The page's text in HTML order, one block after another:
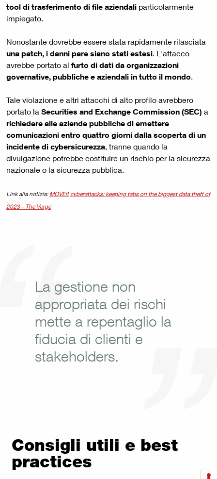
tool di trasferimento di file aziendali particolarmente
impiegato.
Nonostante dovrebbe essere stata rapidamente rilasciata
una patch, i danni pare siano stati estesi. L'attacco
avrebbe portato al furto di dati da organizzazioni
governative, pubbliche e aziendali in tutto il mondo.
Tale violazione e altri attacchi di alto profilo avrebbero
portato la Securities and Exchange Commission (SEC) a
richiedere alle aziende pubbliche di emettere
comunicazioni entro quattro giorni dalla scoperta di un
incidente di cybersicurezza, tranne quando la
divulgazione potrebbe costituire un rischio per la sicurezza
nazionale o la sicurezza pubblica.
Link alla notizia: MOVEit cyberattacks: keeping tabs on the biggest data theft of
2023 - The Verge
La gestione non
appropriata dei rischi
mette a repentaglio la
fiducia di clienti e
stakeholders.
Consigli utili e best
practices